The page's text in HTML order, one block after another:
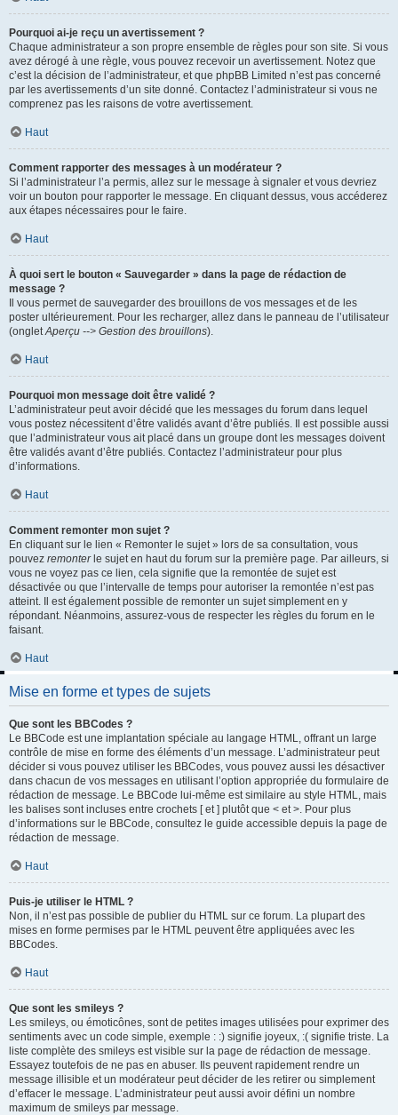
Pourquoi ai-je reçu un avertissement ?
Chaque administrateur a son propre ensemble de règles pour son site. Si vous
avez dérogé à une règle, vous pouvez recevoir un avertissement. Notez que
c’est la décision de l’administrateur, et que phpBB Limited n’est pas concerné
par les avertissements d’un site donné. Contactez l’administrateur si vous ne
comprenez pas les raisons de votre avertissement.
Haut
Comment rapporter des messages à un modérateur ?
Si l’administrateur l’a permis, allez sur le message à signaler et vous devriez
voir un bouton pour rapporter le message. En cliquant dessus, vous accéderez
aux étapes nécessaires pour le faire.
Haut
À quoi sert le bouton « Sauvegarder » dans la page de rédaction de
message ?
Il vous permet de sauvegarder des brouillons de vos messages et de les
poster ultérieurement. Pour les recharger, allez dans le panneau de l’utilisateur
(onglet Aperçu --> Gestion des brouillons).
Haut
Pourquoi mon message doit être validé ?
L’administrateur peut avoir décidé que les messages du forum dans lequel
vous postez nécessitent d’être validés avant d’être publiés. Il est possible aussi
que l’administrateur vous ait placé dans un groupe dont les messages doivent
être validés avant d’être publiés. Contactez l’administrateur pour plus
d’informations.
Haut
Comment remonter mon sujet ?
En cliquant sur le lien « Remonter le sujet » lors de sa consultation, vous
pouvez remonterle sujet en haut du forum sur la première page. Par ailleurs, si
vous ne voyez pas ce lien, cela signifie que la remontée de sujet est
désactivée ou que l’intervalle de temps pour autoriser la remontée n’est pas
atteint. Il est également possible de remonter un sujet simplement en y
répondant. Néanmoins, assurez-vous de respecter les règles du forum en le
faisant.
Haut
Mise en forme et types de sujets
Que sont les BBCodes ?
Le BBCode est une implantation spéciale au langage HTML, offrant un large
contrôle de mise en forme des éléments d’un message. L’administrateur peut
décider si vous pouvez utiliser les BBCodes, vous pouvez aussi les désactiver
dans chacun de vos messages en utilisant l’option appropriée du formulaire de
rédaction de message. Le BBCode lui-même est similaire au style HTML, mais
les balises sont incluses entre crochets [ et ] plutôt que < et >. Pour plus
d’informations sur le BBCode, consultez le guide accessible depuis la page de
rédaction de message.
Haut
Puis-je utiliser le HTML ?
Non, il n’est pas possible de publier du HTML sur ce forum. La plupart des
mises en forme permises par le HTML peuvent être appliquées avec les
BBCodes.
Haut
Que sont les smileys ?
Les smileys, ou émoticônes, sont de petites images utilisées pour exprimer des
sentiments avec un code simple, exemple : :) signifie joyeux, :( signifie triste. La
liste complète des smileys est visible sur la page de rédaction de message.
Essayez toutefois de ne pas en abuser. Ils peuvent rapidement rendre un
message illisible et un modérateur peut décider de les retirer ou simplement
d’effacer le message. L’administrateur peut aussi avoir défini un nombre
maximum de smileys par message.